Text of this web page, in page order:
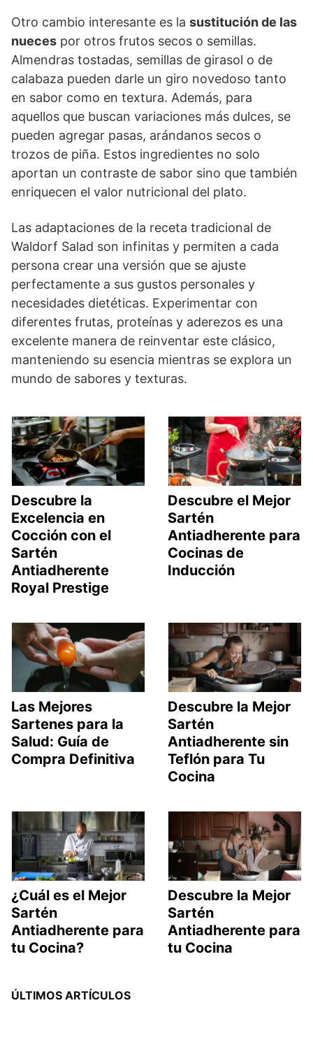
Otro cambio interesante es la sustitución de las
nueces por otros frutos secos o semillas.
Almendras tostadas, semillas de girasol o de
calabaza pueden darle un giro novedoso tanto
en sabor como en textura. Además, para
aquellos que buscan variaciones más dulces, se
pueden agregar pasas, arándanos secos o
trozos de piña. Estos ingredientes no solo
aportan un contraste de sabor sino que también
enriquecen el valor nutricional del plato.
Las adaptaciones de la receta tradicional de
Waldorf Salad son infinitas y permiten a cada
persona crear una versión que se ajuste
perfectamente a sus gustos personales y
necesidades dietéticas. Experimentar con
diferentes frutas, proteínas y aderezos es una
excelente manera de reinventar este clásico,
manteniendo su esencia mientras se explora un
mundo de sabores y texturas.
Descubre la
Excelencia en
Cocción con el
Sartén
Antiadherente
Royal Prestige
Descubre el Mejor
Sartén
Antiadherente para
Cocinas de
Inducción
Las Mejores
Sartenes para la
Salud: Guía de
Compra Definitiva
Descubre la Mejor
Sartén
Antiadherente sin
Teflón para Tu
Cocina
¿Cuál es el Mejor
Sartén
Antiadherente para
tu Cocina?
Descubre la Mejor
Sartén
Antiadherente para
tu Cocina
ÚLTIMOS ARTÍCULOS